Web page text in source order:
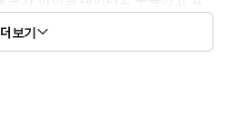
들은 『아리안로드 RPG 2E 개정
션을 진행할 수 있습니다.
더보기